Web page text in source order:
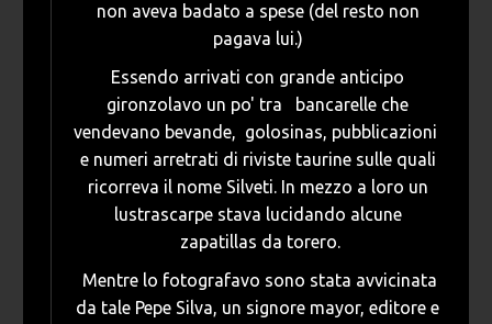
non aveva badato a spese (del resto non
pagava lui.)
Essendo arrivati con grande anticipo
gironzolavo un po' tra bancarelle che
vendevano bevande, golosinas, pubblicazioni
e numeri arretrati di riviste taurine sulle quali
ricorreva il nome Silveti. In mezzo a loro un
lustrascarpe stava lucidando alcune
zapatillas da torero.
Mentre lo fotografavo sono stata avvicinata
da tale Pepe Silva, un signore mayor, editore e